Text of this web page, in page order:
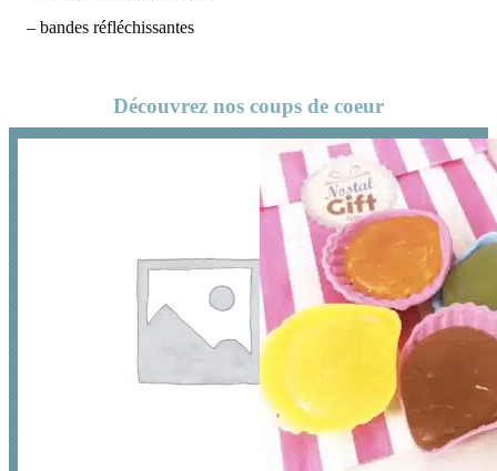
– bandes réfléchissantes
Découvrez nos coups de coeur